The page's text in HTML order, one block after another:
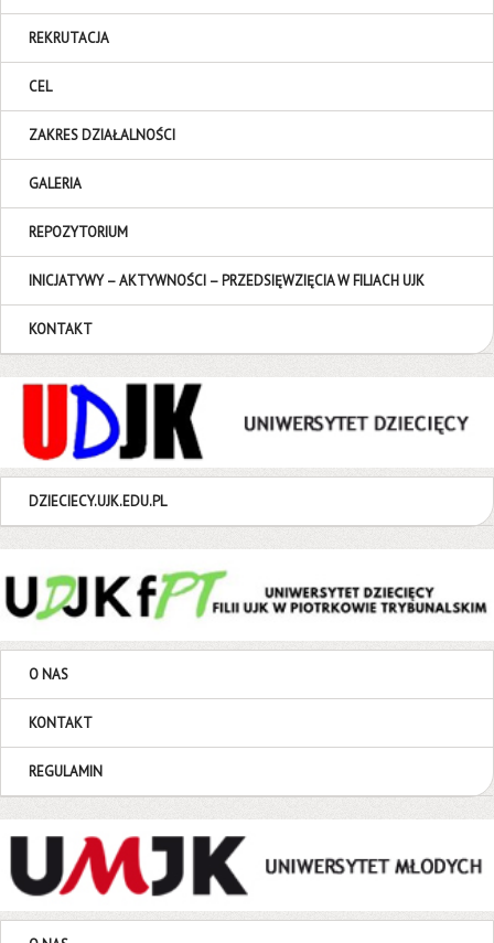
REKRUTACJA
CEL
ZAKRES DZIAŁALNOŚCI
GALERIA
REPOZYTORIUM
INICJATYWY – AKTYWNOŚCI – PRZEDSIĘWZIĘCIA W FILIACH UJK
KONTAKT
DZIECIECY.UJK.EDU.PL
O NAS
KONTAKT
REGULAMIN